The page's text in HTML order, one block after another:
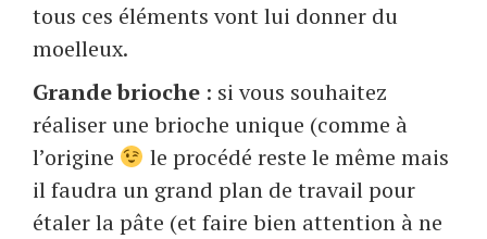
tous ces éléments vont lui donner du
moelleux.
Grande brioche : si vous souhaitez
réaliser une brioche unique (comme à
l’origine
le procédé reste le même mais
il faudra un grand plan de travail pour
étaler la pâte (et faire bien attention à ne